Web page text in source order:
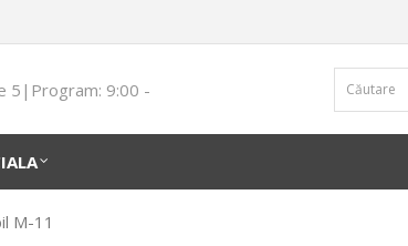
5|Program: 9:00 -
M-11